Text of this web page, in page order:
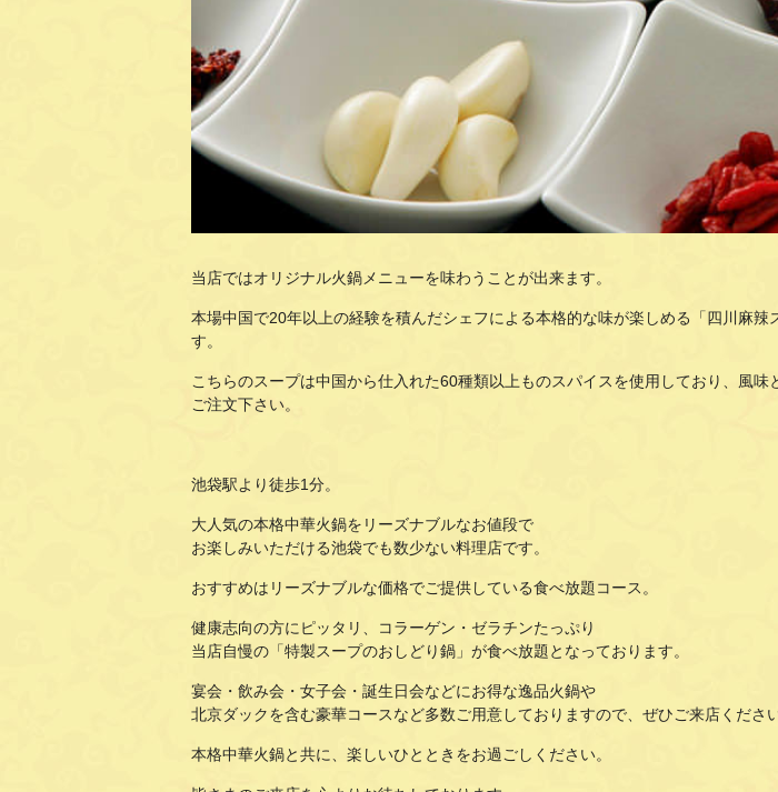
当店ではオリジナル火鍋メニューを味わうことが出来ます。
本場中国で20年以上の経験を積んだシェフによる本格的な味が楽しめる「四川麻
す。
こちらのスープは中国から仕入れた60種類以上ものスパイスを使用しており、風
ご注文下さい。
池袋駅より徒歩1分。
大人気の本格中華火鍋をリーズナブルなお値段で
お楽しみいただける池袋でも数少ない料理店です。
おすすめはリーズナブルな価格でご提供している食べ放題コース。
健康志向の方にピッタリ、コラーゲン・ゼラチンたっぷり
当店自慢の「特製スープのおしどり鍋」が食べ放題となっております。
宴会・飲み会・女子会・誕生日会などにお得な逸品火鍋や
北京ダックを含む豪華コースなど多数ご用意しておりますので、ぜひご来店ください
本格中華火鍋と共に、楽しいひとときをお過ごしください。